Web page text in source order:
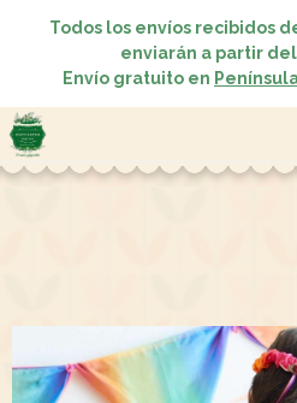
Todos los envíos recibidos
enviarán a partir
Envío gratuito en